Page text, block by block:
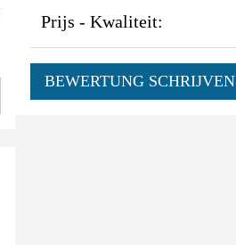
Prijs - Kwaliteit:
BEWERTUNG SCHRIJVEN